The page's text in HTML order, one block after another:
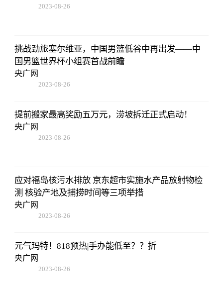
2023-08-26
挑战劲旅塞尔维亚，中国男篮低谷中再出发——中
国男篮世界杯小组赛首战前瞻
央广网
2023-08-26
提前搬家最高奖励五万元，涝坡拆迁正式启动！
央广网
2023-08-26
应对福岛核污水排放 京东超市实施水产品放射物检
测 核验产地及捕捞时间等三项举措
央广网
2023-08-26
元气玛特！818预热|手办能低至？？折
央广网
2023-08-26